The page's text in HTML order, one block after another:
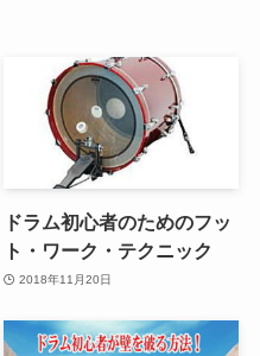
ドラム初心者のためのフッ
ト・ワーク・テクニック
2018年11月20日